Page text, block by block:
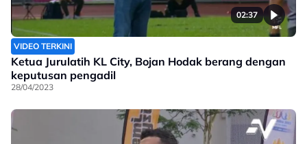
02:37
VIDEO TERKINI
Ketua Jurulatih KL City, Bojan Hodak berang dengan
keputusan pengadil
28/04/2023